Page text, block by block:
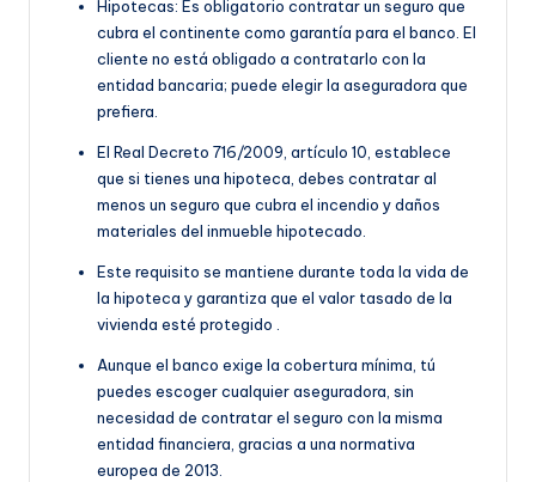
Hipotecas: Es obligatorio contratar un seguro que
cubra el continente como garantía para el banco. El
cliente no está obligado a contratarlo con la
entidad bancaria; puede elegir la aseguradora que
prefiera.
El Real Decreto 716/2009, artículo 10, establece
que si tienes una hipoteca, debes contratar al
menos un seguro que cubra el incendio y daños
materiales del inmueble hipotecado.
Este requisito se mantiene durante toda la vida de
la hipoteca y garantiza que el valor tasado de la
vivienda esté protegido .
Aunque el banco exige la cobertura mínima, tú
puedes escoger cualquier aseguradora, sin
necesidad de contratar el seguro con la misma
entidad financiera, gracias a una normativa
europea de 2013.